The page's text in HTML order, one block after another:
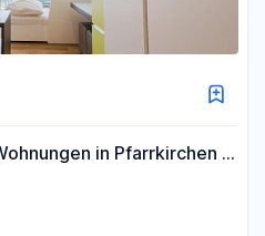
in Pfarrkirchen –